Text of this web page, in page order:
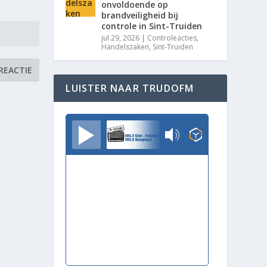
onvoldoende op
brandveiligheid bij
controle in Sint-Truiden
jul 29, 2026 | Controleacties,
Handelszaken, Sint-Truiden
LUISTER NAAR TRUDOFM
TrudoFM